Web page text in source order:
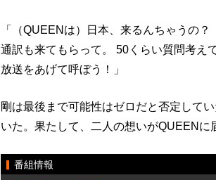
「（QUEENは）日本、来るんちゃうの
通訳も来てもらって。 50くらい質問考え
放送をあげて呼ぼう！」
剛は最後まで可能性はゼロだと否定して
いた。果たして、二人の想いがQUEEN
番組情報